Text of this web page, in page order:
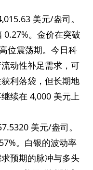
美元/盎司。
0.27%。金价在突破
位震荡期。今日科
动性补足需求，可
利落袋，但长期地
续在 4,000 美元上
美元/盎司。
。白银的波动率
预期的脉冲与多头